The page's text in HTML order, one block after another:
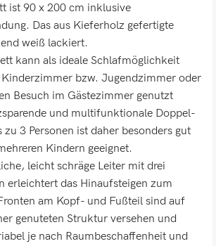
ist 90 x 200 cm inklusive
Das aus Kieferholz gefertigte
weiß lackiert.
kann als ideale Schlafmöglichkeit
bzw. Jugendzimmer oder
Besuch im Gästezimmer genutzt
und multifunktionale Doppel-
3 Personen ist daher besonders gut
Kindern geeignet.
leicht schräge Leiter mit drei
erleichtert das Hinaufsteigen zum
am Kopf- und Fußteil sind auf
genuteten Struktur versehen und
je nach Raumbeschaffenheit und